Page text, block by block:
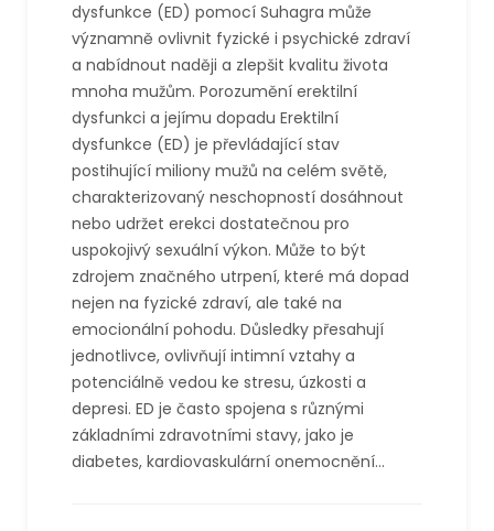
dysfunkce (ED) pomocí Suhagra může
významně ovlivnit fyzické i psychické zdraví
a nabídnout naději a zlepšit kvalitu života
mnoha mužům. Porozumění erektilní
dysfunkci a jejímu dopadu Erektilní
dysfunkce (ED) je převládající stav
postihující miliony mužů na celém světě,
charakterizovaný neschopností dosáhnout
nebo udržet erekci dostatečnou pro
uspokojivý sexuální výkon. Může to být
zdrojem značného utrpení, které má dopad
nejen na fyzické zdraví, ale také na
emocionální pohodu. Důsledky přesahují
jednotlivce, ovlivňují intimní vztahy a
potenciálně vedou ke stresu, úzkosti a
depresi. ED je často spojena s různými
základními zdravotními stavy, jako je
diabetes, kardiovaskulární onemocnění…